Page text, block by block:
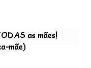
boicotando o
Windows 8 e a sua
out ros. Gostaria